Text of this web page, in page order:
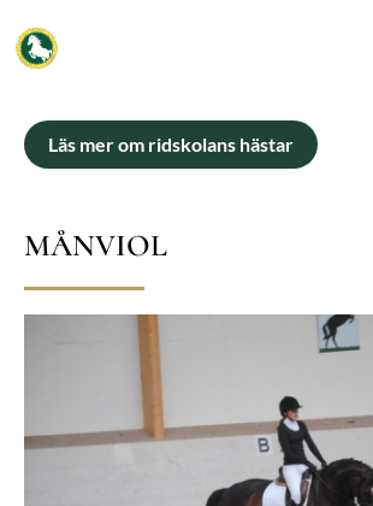
Läs mer om ridskolans hästar
MÅNVIOL